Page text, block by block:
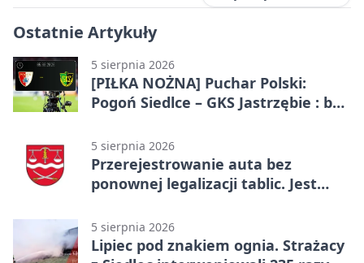
Ostatnie Artykuły
5 sierpnia 2026
[PIŁKA NOŻNA] Puchar Polski:
Pogoń Siedlce – GKS Jastrzębie : bez
5 sierpnia 2026
Przerejestrowanie auta bez
ponownej legalizacji tablic. Jest
5 sierpnia 2026
Lipiec pod znakiem ognia. Strażacy